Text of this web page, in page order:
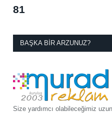
81
BAŞKA BIR ARZUNUZ?
Size yardımcı olabileceğimiz